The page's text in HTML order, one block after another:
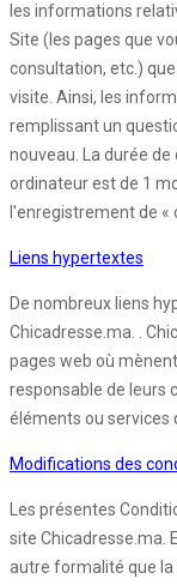
les informations
Site (les pages que
consultation, etc.)
visite. Ainsi, les
remplissant un
nouveau. La durée
ordinateur est de 1
l'enregistrement de «
Liens hypertextes
De nombreux liens
Chicadresse.ma. .
pages web où
responsable de leurs
éléments ou services
Modifications des
Les présentes
site Chicadresse.ma.
autre formalité que la